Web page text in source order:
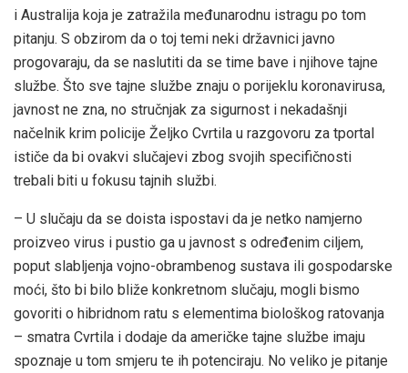
i Australija koja je zatražila međunarodnu istragu po tom
pitanju. S obzirom da o toj temi neki državnici javno
progovaraju, da se naslutiti da se time bave i njihove tajne
službe. Što sve tajne službe znaju o porijeklu koronavirusa,
javnost ne zna, no stručnjak za sigurnost i nekadašnji
načelnik krim policije Željko Cvrtila u razgovoru za tportal
ističe da bi ovakvi slučajevi zbog svojih specifičnosti
trebali biti u fokusu tajnih službi.
– U slučaju da se doista ispostavi da je netko namjerno
proizveo virus i pustio ga u javnost s određenim ciljem,
poput slabljenja vojno-obrambenog sustava ili gospodarske
moći, što bi bilo bliže konkretnom slučaju, mogli bismo
govoriti o hibridnom ratu s elementima biološkog ratovanja
– smatra Cvrtila i dodaje da američke tajne službe imaju
spoznaje u tom smjeru te ih potenciraju. No veliko je pitanje